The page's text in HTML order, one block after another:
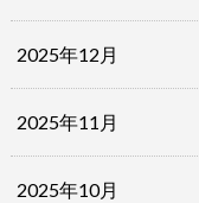
2025年12月
2025年11月
2025年10月